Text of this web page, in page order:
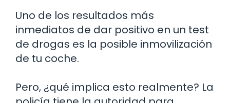
Uno de los resultados más
inmediatos de dar positivo en un test
de drogas es la posible inmovilización
de tu coche.
Pero, ¿qué implica esto realmente? La